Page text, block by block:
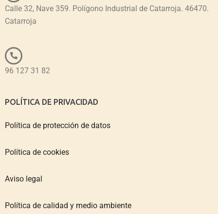
Calle 32, Nave 359. Polígono Industrial de Catarroja. 46470.
Catarroja
96 127 31 82
POLÍTICA DE PRIVACIDAD
Política de protección de datos
Política de cookies
Aviso legal
Política de calidad y medio ambiente